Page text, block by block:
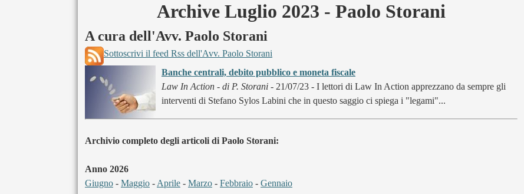
Archive Luglio 2023 - Paolo Storani
A cura dell'Avv. Paolo Storani
Sottoscrivi il feed Rss dell'Avv. Paolo Storani
Banche centrali, debito pubblico e moneta fiscale
Law In Action - di P. Storani - 21/07/23 - I lettori di Law In Action apprezzano da sempre gli
interventi di Stefano Sylos Labini che in questo saggio ci spiega i "legami"...
Archivio completo degli articoli di Paolo Storani:
Anno 2026
Giugno - Maggio - Aprile - Marzo - Febbraio - Gennaio